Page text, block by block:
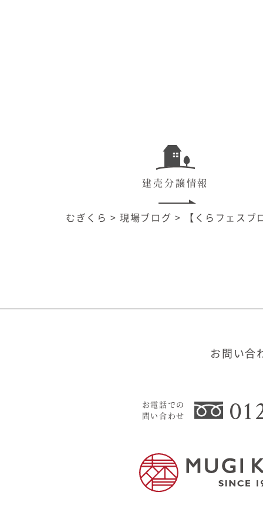
建売分譲情報
むぎくら >現場ブログ > 【くらフェス
お問い合
お電話での
問い合わせ